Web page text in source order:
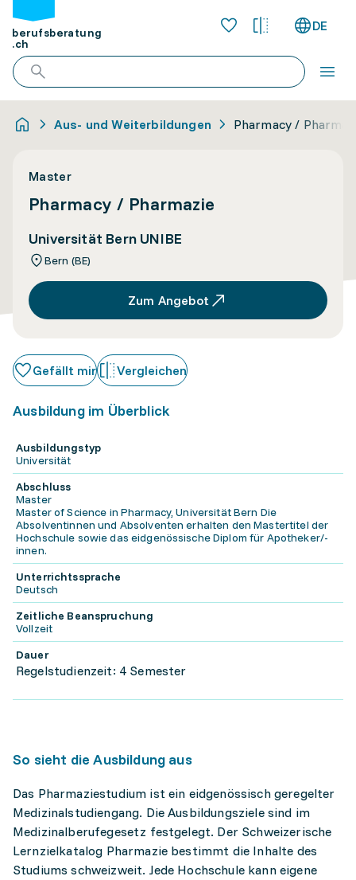
berufsberatung
.ch
DE
Aus- und Weiterbildungen Pharmacy /
Master
Pharmacy / Pharmazie
Universität Bern UNIBE
Bern (BE)
Zum Angebot
Gefällt mir Vergleichen
Ausbildung im Überblick
Ausbildungstyp
Universität
Abschluss
Master
Master of Science in Pharmacy, Universität Bern Die
Absolventinnen und Absolventen erhalten den Mastertitel der
Hochschule sowie das eidgenössische Diplom für Apotheker/-
innen.
Unterrichtssprache
Deutsch
Zeitliche Beanspruchung
Vollzeit
Dauer
Regelstudienzeit: 4 Semester
So sieht die Ausbildung aus
Das Pharmaziestudium ist ein eidgenössisch geregelter
Medizinalstudiengang. Die Ausbildungsziele sind im
Medizinalberufegesetz festgelegt. Der Schweizerische
Lernzielkatalog Pharmazie bestimmt die Inhalte des
Studiums schweizweit. Jede Hochschule kann eigene